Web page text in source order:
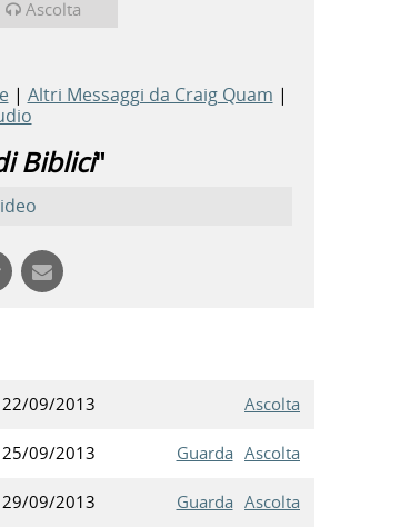
Ascolta
| Altri Messaggi da Craig Quam |
Biblici"
22/09/2013
Ascolta
25/09/2013 Guarda Ascolta
29/09/2013 Guarda Ascolta